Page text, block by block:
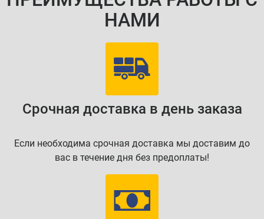
НАМИ
Срочная доставка в день заказа
Если необходима срочная доставка мы доставим до
вас в течение дня без предоплаты!